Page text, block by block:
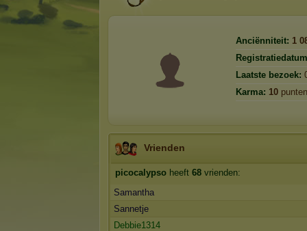
Anciënniteit: 1
Laatste bezoek:
Karma: 10 punten
Vrienden
picocalypso heeft 68 vrienden:
Samantha
Sannetje
Debbie1314